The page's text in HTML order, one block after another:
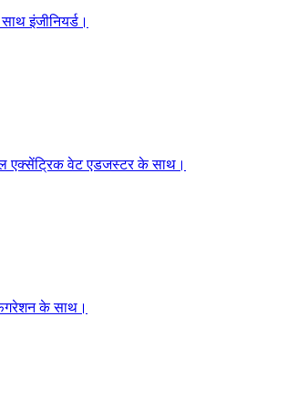
इंजीनियर्ड।
एक्सेंट्रिक वेट एडजस्टर के साथ।
के साथ।